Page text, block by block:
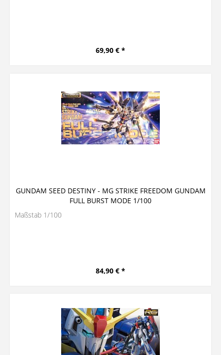
69,90 € *
GUNDAM SEED DESTINY - MG STRIKE FREEDOM GUNDAM
FULL BURST MODE 1/100
Maßstab 1/100
84,90 € *